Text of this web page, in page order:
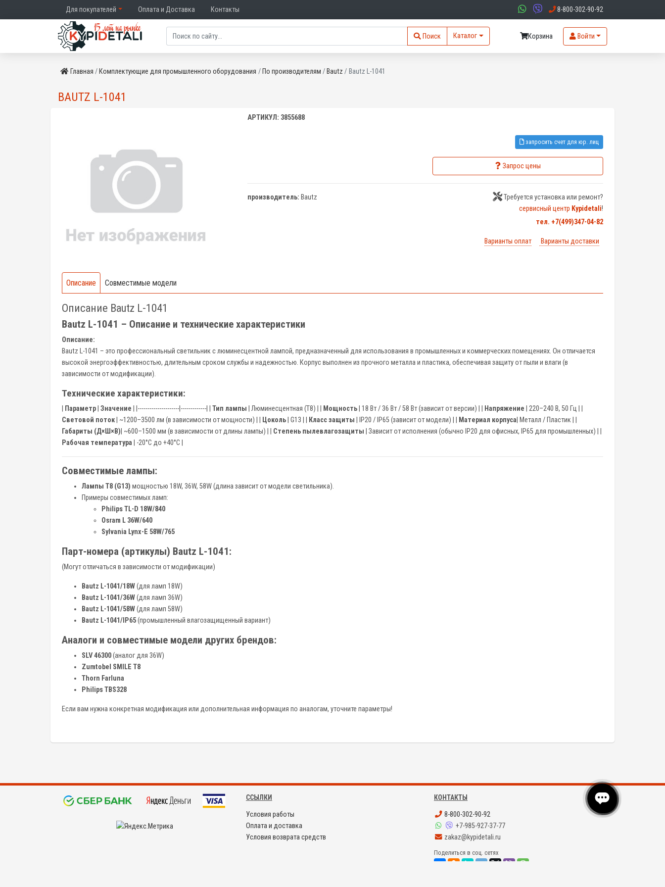
Для покупателей Оплата и Доставка Контакты 8-800-302-90-92
Поиск Каталог Корзина Войти
Главная Комплектующие для промышленного оборудования По производителям Bautz Bautz L-1041
BAUTZ L-1041
АРТИКУЛ: 3855688
запросить счет для юр. лиц
Запрос цены
производитель: Bautz
Требуется установка или ремонт?
сервисный центр Kypidetali!
тел. +7(499)347-04-82
Варианты оплат Варианты доставки
Описание Совместимые модели
Описание Bautz L-1041
Bautz L-1041 – Описание и технические характеристики
Описание:
Bautz L-1041 – это профессиональный светильник с люминесцентной лампой, предназначенный для использования в промышленных и коммерческих помещениях. Он отличается
высокой энергоэффективностью, длительным сроком службы и надежностью. Корпус выполнен из прочного металла и пластика, обеспечивая защиту от пыли и влаги (в
зависимости от модификации).
Технические характеристики:
Параметр Значение | |---------------------|-------------| | Тип лампы | Люминесцентная (T8) | | Мощность | 18 Вт / 36 Вт / 58 Вт (зависит от версии) | | Напряжение | 220–240 В, 50 Гц | |
Световой поток | ~1200–3500 лм (в зависимости от мощности) | | Цоколь | G13 | | Класс защиты | IP20 / IP65 (зависит от модели) | | Материал корпуса | Металл / Пластик | |
Габариты (Д×Ш×В) | ~600–1500 мм (в зависимости от длины лампы) | | Степень пылевлагозащиты | Зависит от исполнения (обычно IP20 для офисных, IP65 для промышленных) | |
Рабочая температура | -20°C до +40°C |
Совместимые лампы:
Лампы T8 (G13) мощностью 18W, 36W, 58W (длина зависит от модели светильника).
Примеры совместимых ламп:
Philips TL-D 18W/840
Osram L 36W/640
Sylvania Lynx-E 58W/765
Парт-номера (артикулы) Bautz L-1041:
(Могут отличаться в зависимости от модификации)
Bautz L-1041/18W(для ламп 18W)
Bautz L-1041/36W(для ламп 36W)
Bautz L-1041/58W(для ламп 58W)
Bautz L-1041/IP65(промышленный влагозащищенный вариант)
Аналоги и совместимые модели других брендов:
SLV 46300(аналог для 36W)
Zumtobel SMILE T8
Thorn Farluna
Philips TBS328
Если вам нужна конкретная модификация или дополнительная информация по аналогам, уточните параметры!
ССЫЛКИ
Условия работы
Оплата и доставка
Условия возврата средств
КОНТАКТЫ
8-800-302-90-92
+7-985-927-37-77
zakaz@kypidetali.ru
Поделиться в соц. сетях